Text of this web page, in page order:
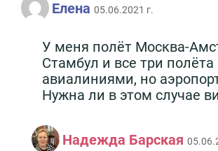
Елена 05.06.2021 г.
У меня полёт Москва-
Стамбул и все три
авиалиниями, но
Нужна ли в этом случае
Надежда Барская